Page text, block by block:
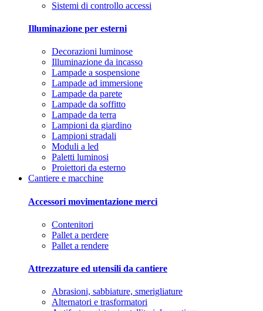
Sistemi di controllo accessi
Illuminazione per esterni
Decorazioni luminose
Illuminazione da incasso
Lampade a sospensione
Lampade ad immersione
Lampade da parete
Lampade da soffitto
Lampade da terra
Lampioni da giardino
Lampioni stradali
Moduli a led
Paletti luminosi
Proiettori da esterno
Cantiere e macchine
Accessori movimentazione merci
Contenitori
Pallet a perdere
Pallet a rendere
Attrezzature ed utensili da cantiere
Abrasioni, sabbiature, smerigliature
Alternatori e trasformatori